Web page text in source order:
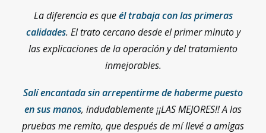
La diferencia es queél trabaja con las primeras
calidades. El trato cercano desde el primer minuto y
las explicaciones de la operación y del tratamiento
inmejorables.
Salí encantada sin arrepentirme de haberme puesto
en sus manos, indudablemente ¡¡LAS MEJORES!! A las
pruebas me remito, que después de mí llevé a amigas